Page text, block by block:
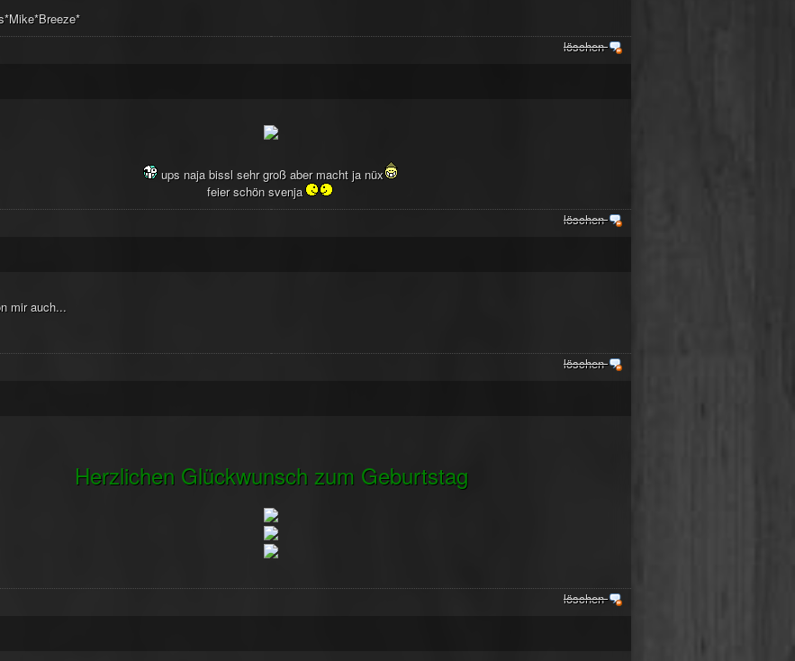
löschen
ups naja bissl sehr groß aber macht ja nüx
feier schön svenja
löschen
mir auch...
löschen
Herzlichen Glückwunsch zum Geburtstag
löschen